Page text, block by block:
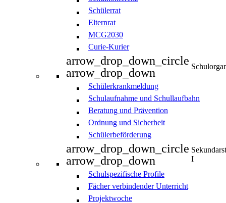
Schülerrat
Elternrat
MCG2030
Curie-Kurier
arrow_drop_down_circle
arrow_drop_down
Schülerkrankmeldung
Schulaufnahme und Schullaufbahn
Beratung und Prävention
Ordnung und Sicherheit
Schülerbeförderung
arrow_drop_down_circle
arrow_drop_down
I
Schulspezifische Profile
Fächer verbindender Unterricht
Projektwoche